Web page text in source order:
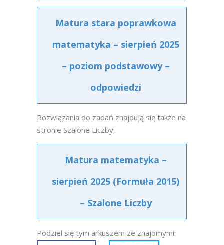
Matura stara poprawkowa
matematyka – sierpień 2025
– poziom podstawowy –
odpowiedzi
Rozwiązania do zadań znajdują się także na
stronie Szalone Liczby:
Matura matematyka –
sierpień 2025 (Formuła 2015)
– Szalone Liczby
Podziel się tym arkuszem ze znajomymi: